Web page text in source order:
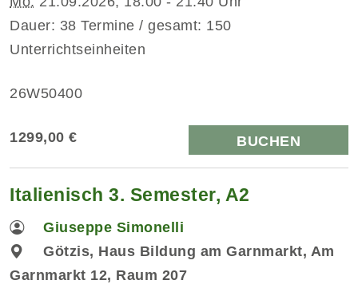
Dauer: 38 Termine / gesamt: 150
Unterrichtseinheiten
26W50400
1299,00 € BUCHEN
Italienisch 3. Semester, A2
Giuseppe Simonelli
Götzis, Haus Bildung am Garnmarkt, Am
Garnmarkt 12, Raum 207